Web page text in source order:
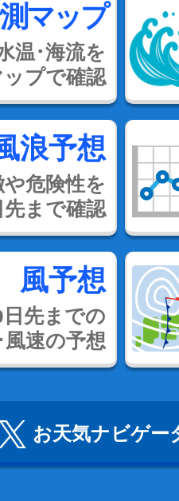
マップ
温･海流を
ップで確認
浪予想
危険性を
先まで確認
風予想
日先までの
風速の予想
お天気ナビゲー